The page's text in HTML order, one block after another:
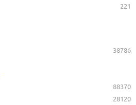
221
38786
88370
28120